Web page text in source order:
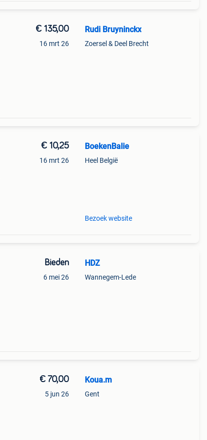
€ 135,00
16 mrt 26
Rudi Bruyninckx
Zoersel & Deel Brecht
€ 10,25
16 mrt 26
BoekenBalie
Heel België
Bezoek website
Bieden
6 mei 26
HDZ
Wannegem-Lede
€ 70,00
5 jun 26
Koua.m
Gent